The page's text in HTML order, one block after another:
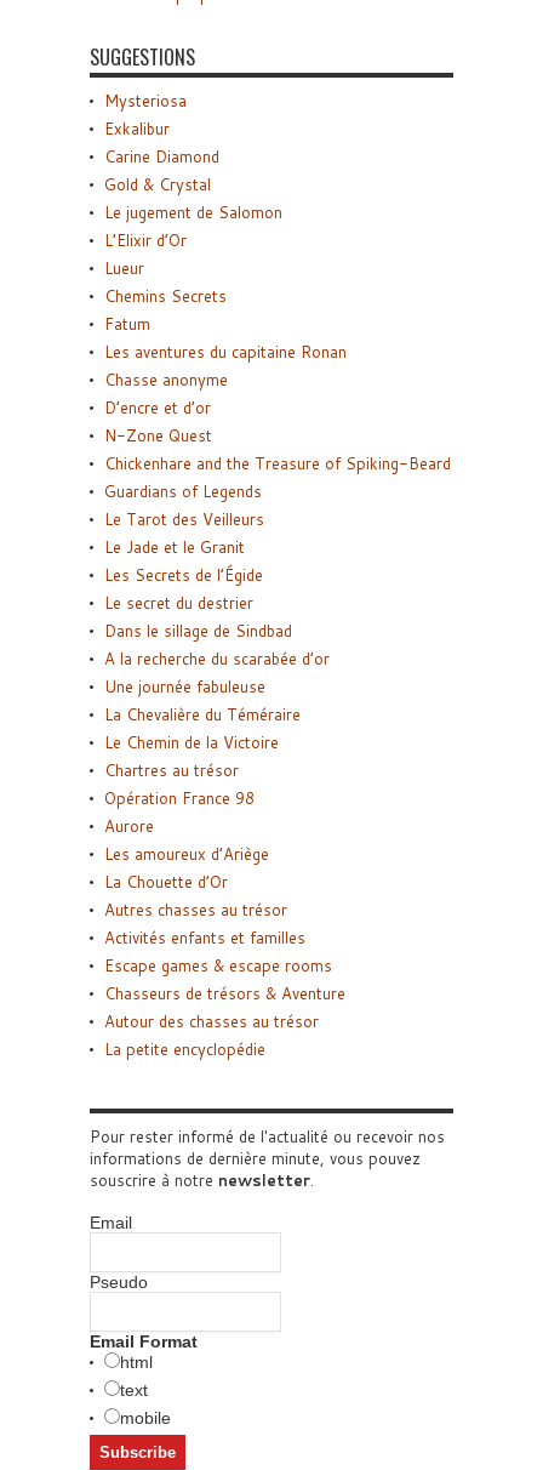
SUGGESTIONS
Mysteriosa
Exkalibur
Carine Diamond
Gold & Crystal
Le jugement de Salomon
L’Elixir d’Or
Lueur
Chemins Secrets
Fatum
Les aventures du capitaine Ronan
Chasse anonyme
D’encre et d’or
N-Zone Quest
Chickenhare and the Treasure of Spiking-Beard
Guardians of Legends
Le Tarot des Veilleurs
Le Jade et le Granit
Les Secrets de l’Égide
Le secret du destrier
Dans le sillage de Sindbad
A la recherche du scarabée d’or
Une journée fabuleuse
La Chevalière du Téméraire
Le Chemin de la Victoire
Chartres au trésor
Opération France 98
Aurore
Les amoureux d’Ariège
La Chouette d’Or
Autres chasses au trésor
Activités enfants et familles
Escape games & escape rooms
Chasseurs de trésors & Aventure
Autour des chasses au trésor
La petite encyclopédie
Pour rester informé de l'actualité ou recevoir nos
informations de dernière minute, vous pouvez
souscrire à notre newsletter.
Email
Pseudo
Email Format
html
text
mobile